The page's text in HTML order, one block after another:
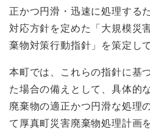
正かつ円滑・迅速に処理する
対応方針を定めた「大規模災
棄物対策行動指針」を策定し
本町では、これらの指針に基
た場合の備えとして、具体的
廃棄物の適正かつ円滑な処理
て厚真町災害廃棄物処理計画